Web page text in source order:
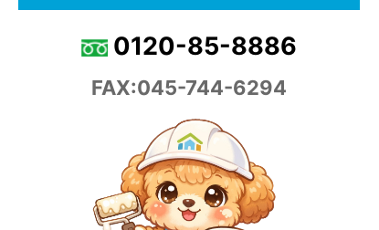
0120-85-8886
FAX:045-744-6294